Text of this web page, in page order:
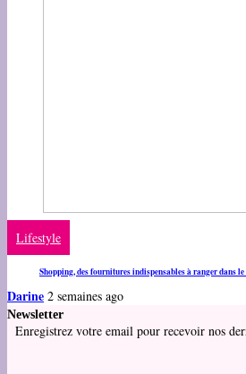
Lifestyle
Shopping, des fournitures indispensables à ranger dans le
Darine 2 semaines ago
Newsletter
Enregistrez votre email pour recevoir nos